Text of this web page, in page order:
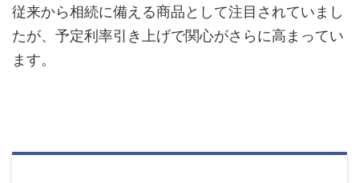
従来から相続に備える商品として注目されていまし
たが、予定利率引き上げで関心がさらに高まってい
ます。